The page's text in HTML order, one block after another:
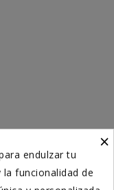
×
endulzar tu
funcionalidad de